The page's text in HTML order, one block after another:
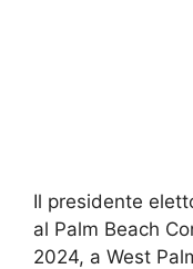
Il presidente
al Palm Beach
2024, a West